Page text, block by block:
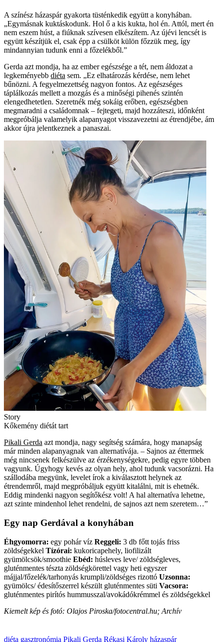
A színész házaspár gyakorta tüsténkedik együtt a konyhában.
„Egymásnak kuktáskodunk. Hol ő a kis kukta, hol én. Attól, mert én
nem eszem húst, a fiúknak szívesen elkészítem. Az újévi lencsét is
együtt készítjük el, csak épp a csülköt külön főzzük meg, így
mindannyian tudunk enni a főzelékből.”
Gerda azt mondja, ha az ember egészsége a tét, nem áldozat a
legkeményebb diéta sem. „Ez elhatározás kérdése, nem lehet
bűnözni. A fegyelmezettség nagyon fontos. Az egészséges
táplálkozás mellett a mozgás és a minőségi pihenés szintén
elengedhetetlen. Szeretnék még sokáig erőben, egészségben
megmaradni a családomnak – fejtegeti, majd hozzáteszi, időnként
megpróbálja valamelyik alapanyagot visszavezetni az étrendjébe, ám
akkor újra jelentkeznek a panaszai.
Story
Kőkemény diétát tart
Pikali Gerda azt mondja, nagy segítség számára, hogy manapság
már minden alapanyagnak van alternatívája. – Sajnos az éttermek
még nincsenek felkészülve az érzékenységekre, pedig egyre többen
vagyunk. Úgyhogy kevés az olyan hely, ahol tudunk vacsorázni. Ha
szállodába megyünk, levelet írok a kiválasztott helynek az
étrendemről, majd megpróbáljuk együtt kitalálni, mit is ehetnék.
Eddig mindenki nagyon segítőkész volt! A hal alternatíva lehetne,
azt szinte mindenhol lehet rendelni, de sajnos azt nem szeretem…”
Egy nap Gerdával a konyhában
Éhgyomorra: egy pohár víz Reggeli: 3 db főtt tojás friss
zöldségekkel Tízórai: kukoricapehely, liofilizált
gyümölcsök/smoothie Ebéd: húsleves leve/ zöldségleves,
gluténmentes tészta zöldségkörettel vagy heti egyszer
májjal/főzelék/tarhonyás krumpli/zöldséges rizottó Uzsonna:
gyümölcs/ édesítőszerrel készült gluténmentes süti Vacsora:
gluténmentes pirítós hummusszal/avokádókrémmel és zöldségekkel
Kiemelt kép és fotó: Olajos Piroska/fotocentral.hu; Archív
diéta gasztronómia Pikali Gerda Rékasi Károly házaspár